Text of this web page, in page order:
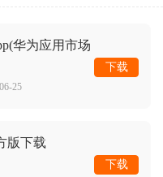
华为应用市场
25
下载
版下载
下载